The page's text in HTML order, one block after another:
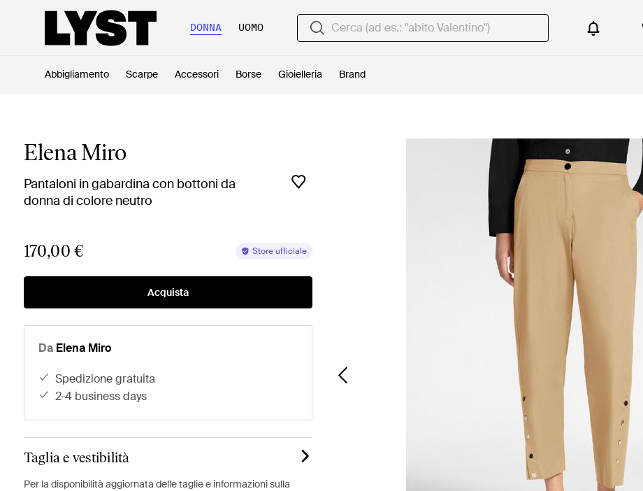
DONNA UOMO
Abbigliamento Scarpe Accessori Borse Gioielleria Brand
Elena Miro
Pantaloni in gabardina con bottoni da
donna di colore neutro
170,00 € Store ufficiale
Acquista
Da Elena Miro
spedizione gratuita
2-4 business days
Taglia e vestibilità
Per la disponibilità aggiornata delle taglie e informazioni sulla